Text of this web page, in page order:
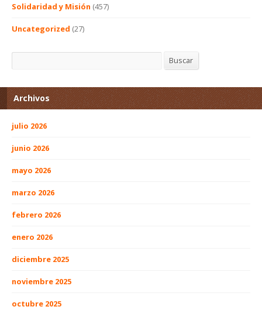
Solidaridad y Misión (457)
Uncategorized (27)
Buscar
Archivos
julio 2026
junio 2026
mayo 2026
marzo 2026
febrero 2026
enero 2026
diciembre 2025
noviembre 2025
octubre 2025